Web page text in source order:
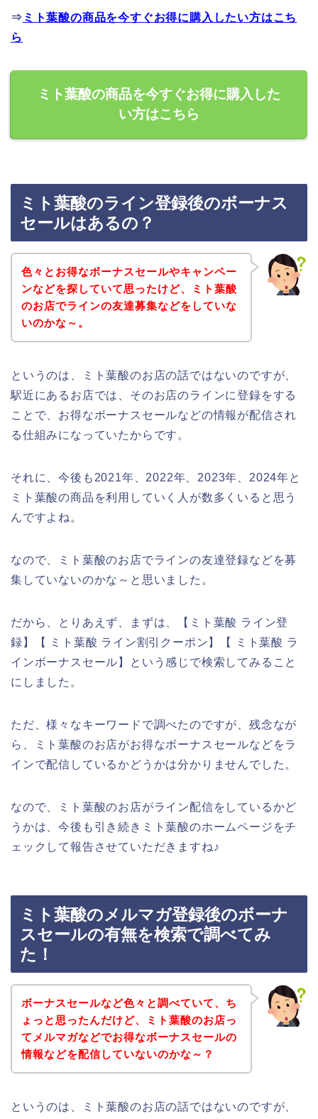
⇒ ミト葉酸の商品を今すぐお得に購入したい方はこち
ら
ミト葉酸の商品を今すぐお得に購入した
い方はこちら
ミト葉酸のライン登録後のボーナス
セールはあるの？
色々とお得なボーナスセールやキャンペー
ンなどを探していて思ったけど、ミト葉酸
のお店でラインの友達募集などをしていな
いのかな～。
というのは、ミト葉酸のお店の話ではないのですが、
駅近にあるお店では、そのお店のラインに登録をする
ことで、お得なボーナスセールなどの情報が配信され
る仕組みになっていたからです。
それに、今後も2021年、2022年、2023年、2024年と
ミト葉酸の商品を利用していく人が数多くいると思う
んですよね。
なので、ミト葉酸のお店でラインの友達登録などを募
集していないのかな～と思いました。
だから、とりあえず、まずは、【ミト葉酸 ライン登
録】【 ミト葉酸 ライン割引クーポン】【 ミト葉酸 ラ
インボーナスセール】という感じで検索してみること
にしました。
ただ、様々なキーワードで調べたのですが、残念なが
ら、ミト葉酸のお店がお得なボーナスセールなどをラ
インで配信しているかどうかは分かりませんでした。
なので、ミト葉酸のお店がライン配信をしているかど
うかは、今後も引き続きミト葉酸のホームページをチ
ェックして報告させていただきますね♪
ミト葉酸のメルマガ登録後のボーナ
スセールの有無を検索で調べてみ
た！
ボーナスセールなど色々と調べていて、ち
ょっと思ったんだけど、ミト葉酸のお店っ
てメルマガなどでお得なボーナスセールの
情報などを配信していないのかな～？
というのは、ミト葉酸のお店の話ではないのですが、